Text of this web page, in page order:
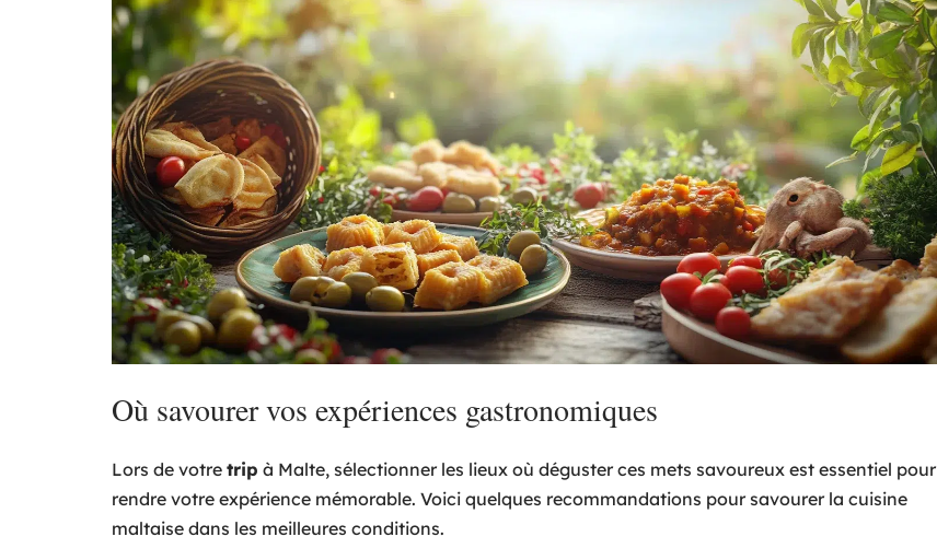
Où savourer vos expériences gastronomiques
Lors de votre trip à Malte, sélectionner les lieux où déguster ces mets savoureux est essentiel pour
rendre votre expérience mémorable. Voici quelques recommandations pour savourer la cuisine
maltaise dans les meilleures conditions.